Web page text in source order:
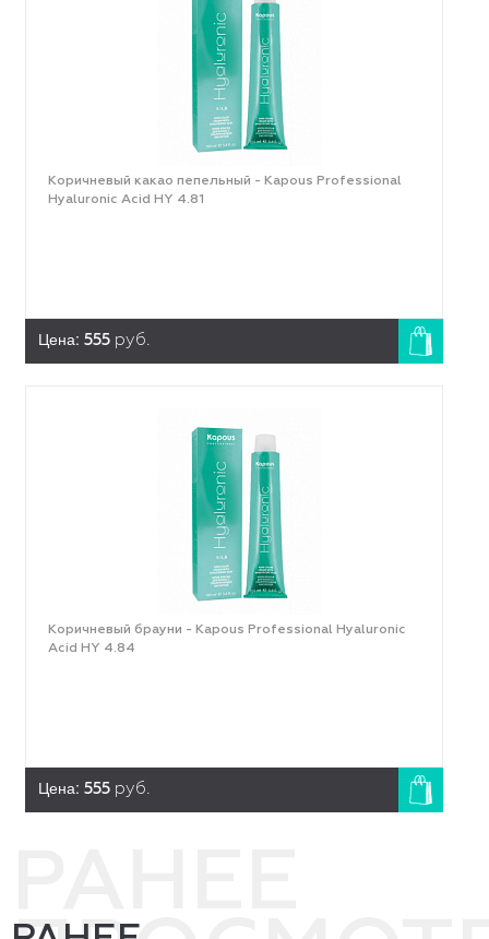
Коричневый какао пепельный - Kapous Professional
Hyaluronic Acid HY 4.81
Цена: 555 руб.
Коричневый брауни - Kapous Professional Hyaluronic
Acid HY 4.84
Цена: 555 руб.